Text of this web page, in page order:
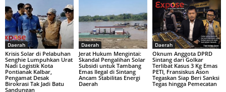
Daerah
Krisis Solar di Pelabuhan
Senghie Lumpuhkan Urat
Nadi Logistik Kota
Pontianak Kalbar,
Pengamat Desak
Birokrasi Tak Jadi Batu
Sandungan
Daerah
Jerat Hukum Mengintai:
Skandal Pengalihan Solar
Subsidi untuk Tambang
Emas Ilegal di Sintang
Ancam Stabilitas Energi
Daerah
Daerah
Oknum Anggota DPRD
Sintang dari Golkar
Terlibat Kasus 3 Kg Emas
PETI, Fransiskus Ason
Tegaskan Siap Beri Sanksi
Tegas hingga Pemecatan